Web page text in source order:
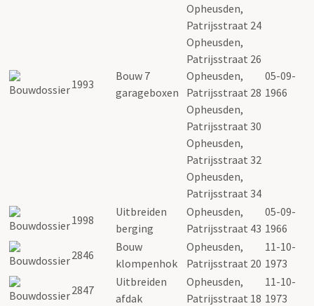
1993
Bouw 7
garageboxen
Opheusden,
Patrijsstraat 24
Opheusden,
Patrijsstraat 26
Opheusden,
Patrijsstraat 28
Opheusden,
Patrijsstraat 30
Opheusden,
Patrijsstraat 32
Opheusden,
Patrijsstraat 34
05-09-
1966
1998
Uitbreiden
berging
Opheusden,
Patrijsstraat 43
05-09-
1966
2846
Bouw
klompenhok
Opheusden,
Patrijsstraat 20
11-10-
1973
2847
Uitbreiden
afdak
Opheusden,
Patrijsstraat 18
11-10-
1973